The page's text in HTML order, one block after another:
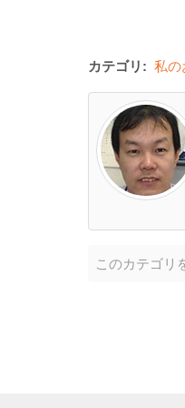
カテゴリ: 私の
このカテゴリ